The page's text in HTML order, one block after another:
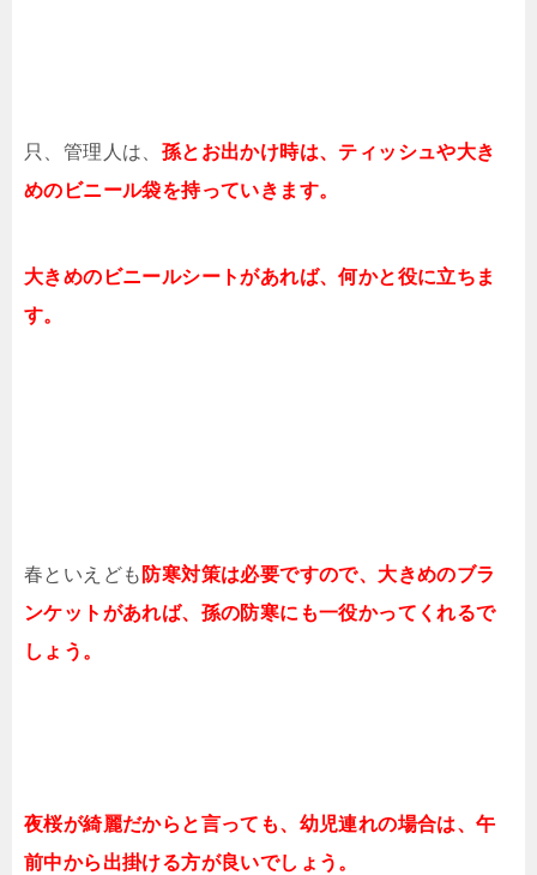
只、管理人は、 孫とお出かけ時は、ティッシュや大き
めのビニール袋を持っていきます。
大きめのビニールシートがあれば、何かと役に立ちま
す。
春といえども 防寒対策は必要ですので、大きめのブラ
ンケットがあれば、孫の防寒にも一役かってくれるで
しょう。
夜桜が綺麗だからと言っても、幼児連れの場合は、午
前中から出掛ける方が良いでしょう。